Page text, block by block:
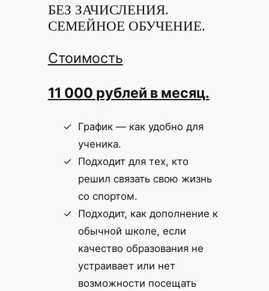
БЕЗ ЗАЧИСЛЕНИЯ.
СЕМЕЙНОЕ ОБУЧЕНИЕ.
Стоимость
11 000 рублей в месяц.
График — как удобно для
ученика.
Подходит для тех, кто
решил связать свою жизнь
со спортом.
Подходит, как дополнение к
обычной школе, если
качество образования не
устраивает или нет
возможности посещать